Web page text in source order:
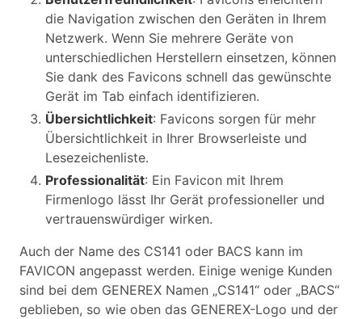
die Navigation zwischen den Geräten in Ihrem
Netzwerk. Wenn Sie mehrere Geräte von
unterschiedlichen Herstellern einsetzen, können
Sie dank des Favicons schnell das gewünschte
Gerät im Tab einfach identifizieren.
Übersichtlichkeit: Favicons sorgen für mehr
Übersichtlichkeit in Ihrer Browserleiste und
Lesezeichenliste.
Professionalität: Ein Favicon mit Ihrem
Firmenlogo lässt Ihr Gerät professioneller und
vertrauenswürdiger wirken.
Auch der Name des CS141 oder BACS kann im
FAVICON angepasst werden. Einige wenige Kunden
sind bei dem GENEREX Namen „CS141“ oder „BACS“
geblieben, so wie oben das GENEREX-Logo und der